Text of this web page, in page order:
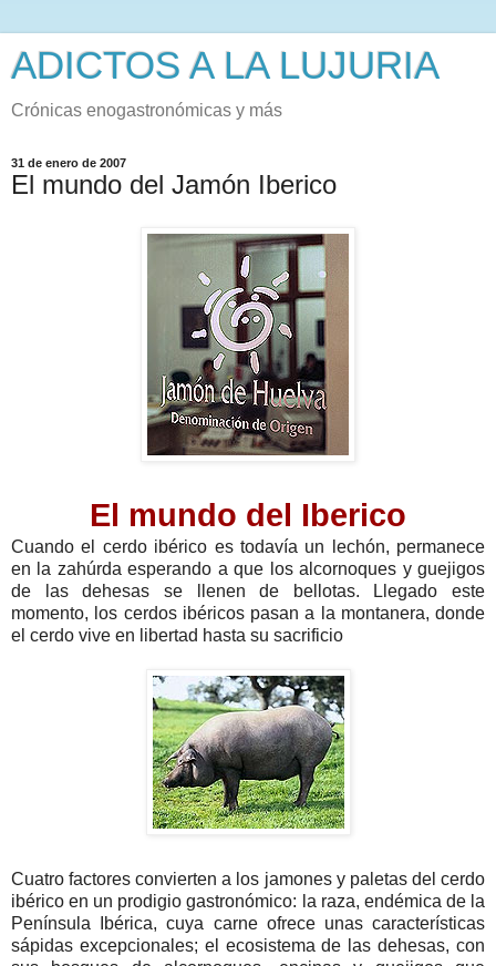
ADICTOS A LA LUJURIA
Crónicas enogastronómicas y más
31 de enero de 2007
El mundo del Jamón Iberico
El mundo del Iberico
Cuando el cerdo ibérico es todavía un lechón, permanece
en la zahúrda esperando a que los alcornoques y guejigos
de las dehesas se llenen de bellotas. Llegado este
momento, los cerdos ibéricos pasan a la montanera, donde
el cerdo vive en libertad hasta su sacrificio
Cuatro factores convierten a los jamones y paletas del cerdo
ibérico en un prodigio gastronómico: la raza, endémica de la
Península Ibérica, cuya carne ofrece unas características
sápidas excepcionales; el ecosistema de las dehesas, con